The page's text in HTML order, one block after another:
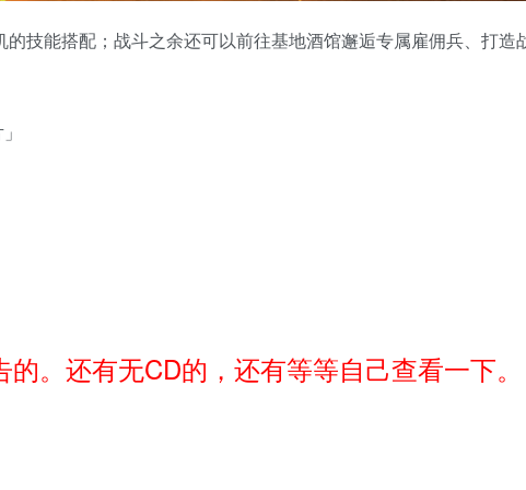
技能搭配；战斗之余还可以前往基地酒馆邂逅专属雇佣兵、打造
。还有无CD的，还有等等自己查看一下。